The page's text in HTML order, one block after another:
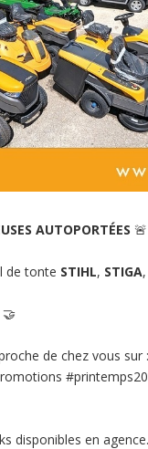
AUTOPORTÉES 🚨
de tonte STIHL, STIGA,
🤝
de chez vous
disponibles en agence.